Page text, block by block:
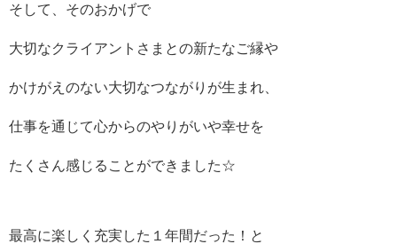
そして、そのおかげで
大切なクライアントさまとの新たなご縁や
かけがえのない大切なつながりが生まれ、
仕事を通じて心からのやりがいや幸せを
たくさん感じることができました☆
最高に楽しく充実した１年間だった！と